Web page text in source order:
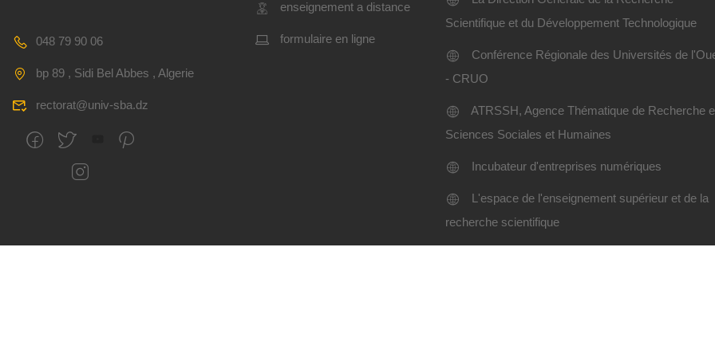
048 79 90 06
bp 89 , Sidi Bel Abbes , Algerie
rectorat@univ-sba.dz
enseignement a distance
formulaire en ligne
Scientifique et du Développement Technologique
Conférence Régionale des Universités de
- CRUO
ATRSSH, Agence Thématique de Recherche
Sciences Sociales et Humaines
Incubateur d'entreprises numériques
L'espace de l'enseignement supérieur et de la
recherche scientifique